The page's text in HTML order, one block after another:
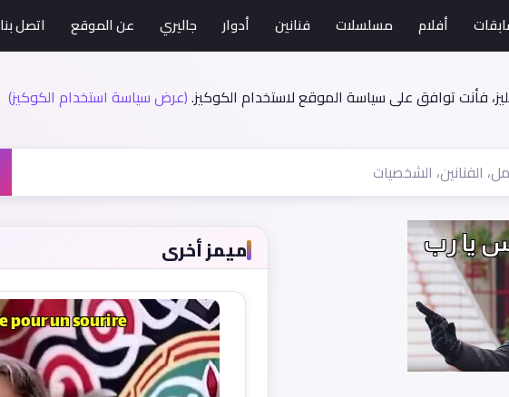
فأنت توافق على سياسة الموقع لاستخدام الكوكيز.(عرض سياسة استخدام الكوكيز)
أفلام مسلسلات فنانين أدوار جاليري عن الموقع اتصل بنا
ميمز أخرى